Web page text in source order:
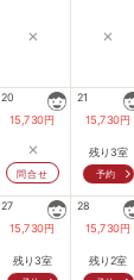
× ×
20
15,730円
×
問合せ
21
15,730円
残り3室
予約
27
15,730円
残り3室
28
15,730円
残り2室